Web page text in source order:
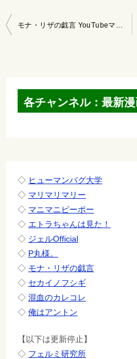
投
各チャンネル：最新
◇ ヒューマンバグ大学
◇ マリマリマリー
◇ マニマニピーポー
◇ エトラちゃんは見た！
◇ ジェルOfficial
◇ P丸様。
◇ モナ・リザの戯言
◇ セカイノフシギ
◇ 混血のカレコレ
◇ 俺はアントン
【以下は更新停止】
◇ フェルミ研究所